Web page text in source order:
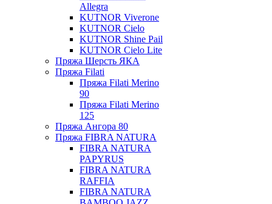
Allegra
KUTNOR Viverone
KUTNOR Cielo
KUTNOR Shine Pail
KUTNOR Cielo Lite
Пряжа Шерсть ЯКА
Пряжа Filati
Пряжа Filati Merino
90
Пряжа Filati Merino
125
Пряжа Ангора 80
Пряжа FIBRA NATURA
FIBRA NATURA
PAPYRUS
FIBRA NATURA
RAFFIA
FIBRA NATURA